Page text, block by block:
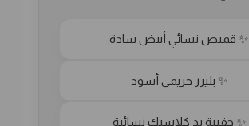
✨ قميص نسائي أبيض سادة
✨ بليزر حريمي أسود
✨ حقيبة يد كلاسيك نسائية